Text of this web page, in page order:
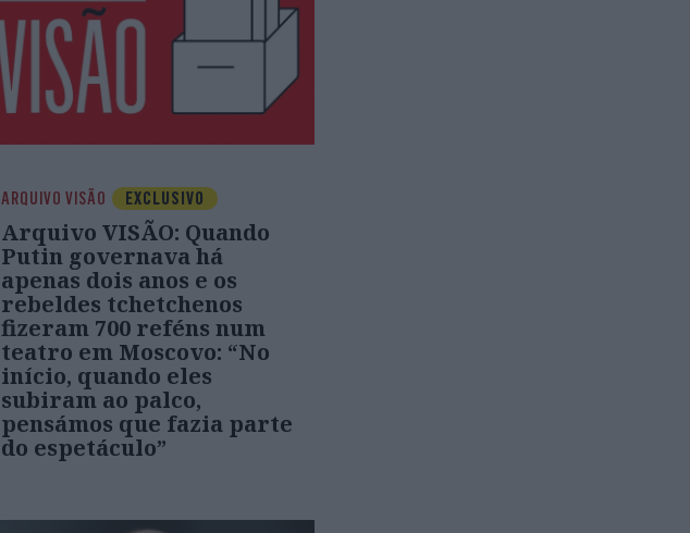
ARQUIVO VISÃO EXCLUSIVO
Arquivo VISÃO: Quando
Putin governava há
apenas dois anos e os
rebeldes tchetchenos
fizeram 700 reféns num
teatro em Moscovo: “No
início, quando eles
subiram ao palco,
pensámos que fazia parte
do espetáculo”